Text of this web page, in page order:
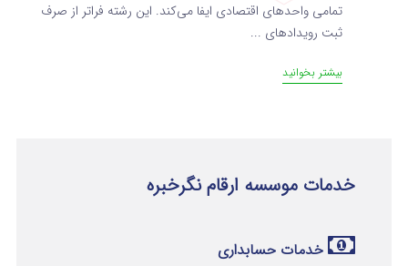
تمامی واحدهای اقتصادی ایفا می‌کند. این رشته فراتر از صرف
ثبت رویدادهای ...
بیشتر بخوانید
خدمات موسسه ارقام نگرخبره
خدمات حسابداری